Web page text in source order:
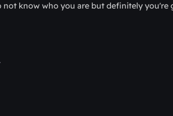
know who you are but definitely you're